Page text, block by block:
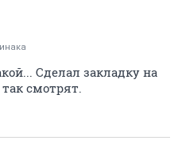
Сделал закладку на
смотрят.